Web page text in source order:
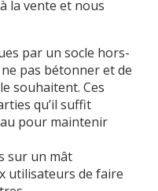
la vente et nous
par un socle hors-
pas bétonner et de
souhaitent. Ces
qu’il suffit
pour maintenir
sur un mât
utilisateurs de faire